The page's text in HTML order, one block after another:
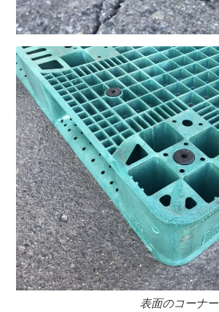
表面のコーナー